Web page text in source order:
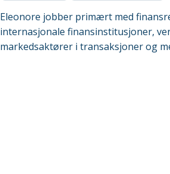
Eleonore jobber primært med
internasjonale finansinstitusjoner,
markedsaktører i transaksjoner og